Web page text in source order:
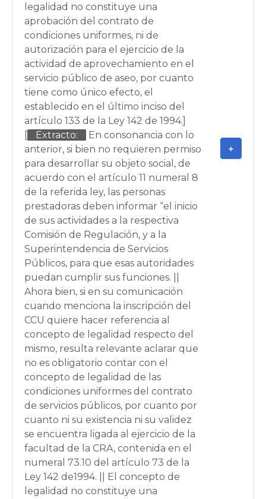
legalidad no constituye una
aprobación del contrato de
condiciones uniformes, ni de
autorización para el ejercicio de la
actividad de aprovechamiento en el
servicio público de aseo, por cuanto
tiene como único efecto, el
establecido en el último inciso del
artículo 133 de la Ley 142 de 1994.]
[
Extracto:
En consonancia con lo
anterior, si bien no requieren permiso
para desarrollar su objeto social, de
acuerdo con el artículo 11 numeral 8
de la referida ley, las personas
prestadoras deben informar “el inicio
de sus actividades a la respectiva
Comisión de Regulación, y a la
Superintendencia de Servicios
Públicos, para que esas autoridades
puedan cumplir sus funciones. ||
Ahora bien, si en su comunicación
cuando menciona la inscripción del
CCU quiere hacer referencia al
concepto de legalidad respecto del
mismo, resulta relevante aclarar que
no es obligatorio contar con el
concepto de legalidad de las
condiciones uniformes del contrato
de servicios públicos, por cuanto por
cuanto ni su existencia ni su validez
se encuentra ligada al ejercicio de la
facultad de la CRA, contenida en el
numeral 73.10 del artículo 73 de la
Ley 142 de1994. || El concepto de
legalidad no constituye una